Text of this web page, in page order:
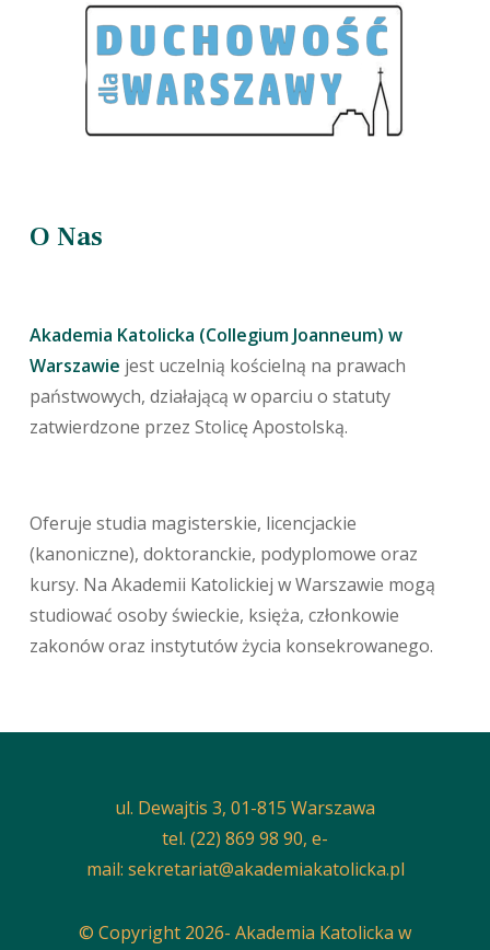
O Nas
Akademia Katolicka (Collegium Joanneum) w
Warszawie jest uczelnią kościelną na prawach
państwowych, działającą w oparciu o statuty
zatwierdzone przez Stolicę Apostolską.
Oferuje studia magisterskie, licencjackie
(kanoniczne), doktoranckie, podyplomowe oraz
kursy. Na Akademii Katolickiej w Warszawie mogą
studiować osoby świeckie, księża, członkowie
zakonów oraz instytutów życia konsekrowanego.
ul. Dewajtis 3, 01-815 Warszawa
tel. (22) 869 98 90, e-
mail: sekretariat@akademiakatolicka.pl
© Copyright 2026- Akademia Katolicka w